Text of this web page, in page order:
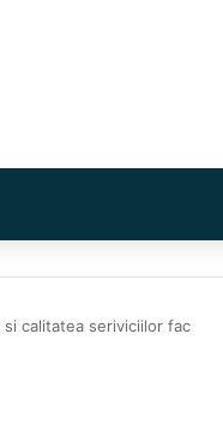
calitatea seriviciilor fac